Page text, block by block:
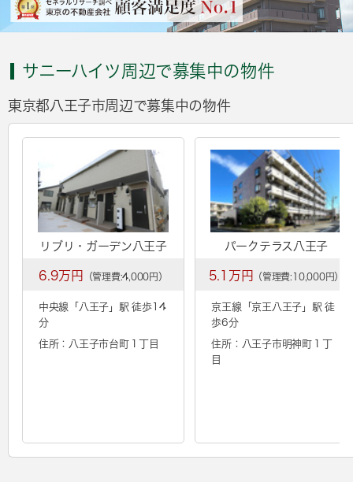
サニーハイツ周辺で募集中の物件
東京都八王子市周辺で募集中の物件
リブリ・ガーデン八王子
6.9万円 （管理費:4,000円）
中央線「 八王子 」駅 徒歩14
分
住所：八王子市台町１丁目
パークテラス八王子
5.1万円 （管理費:10,000円）
京王線「京王八王子 」駅 徒
歩6分
住所：八王子市明神町１丁
目